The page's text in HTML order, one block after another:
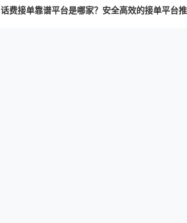
话费接单靠谱平台是哪家？安全高效的接单平台